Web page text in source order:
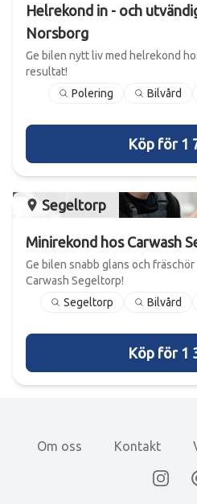
Helrekond in - och
Norsborg
Ge bilen nytt liv med helrekond
resultat!
Polering
Bilvård
Segeltorp
Minirekond hos Carwash
Ge bilen snabb glans och
Carwash Segeltorp!
Segeltorp
Bilvård
Om oss Kontakt